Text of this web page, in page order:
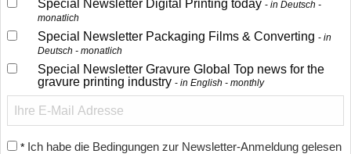
Special Newsletter Digital Printing today
in Deutsch -
monatlich
Special Newsletter Packaging Films & Converting
in
Deutsch - monatlich
Special Newsletter Gravure Global Top news for the
gravure printing industry
in English - monthly
* Ich habe die Bedingungen zur Newsletter-Anmeldung gelesen